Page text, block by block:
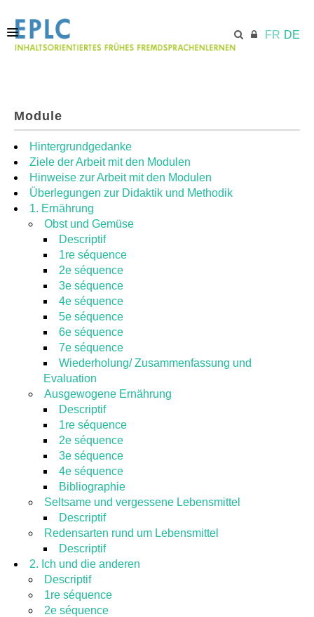
FR DE
MODULE
RESSOURCEN
Module
Hintergrundgedanke
Ziele der Arbeit mit den Modulen
Hinweise zur Arbeit mit den Modulen
Überlegungen zur Didaktik und Methodik
1. Ernährung
Obst und Gemüse
Descriptif
1re séquence
2e séquence
3e séquence
4e séquence
5e séquence
6e séquence
7e séquence
Wiederholung/ Zusammenfassung und
Evaluation
Ausgewogene Ernährung
Descriptif
1re séquence
2e séquence
3e séquence
4e séquence
Bibliographie
Seltsame und vergessene Lebensmittel
Descriptif
Redensarten rund um Lebensmittel
Descriptif
2. Ich und die anderen
Descriptif
1re séquence
2e séquence